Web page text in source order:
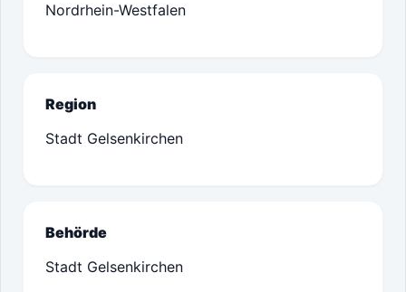
Nordrhein-Westfalen
Region
Stadt Gelsenkirchen
Behörde
Stadt Gelsenkirchen